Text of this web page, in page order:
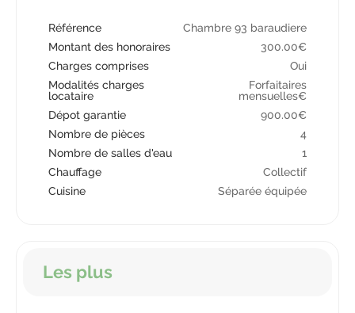
Référence
Chambre 93 baraudiere
Montant des honoraires
300.00€
Charges comprises
Oui
Modalités charges
locataire
Forfaitaires
mensuelles€
Dépot garantie
900.00€
Nombre de pièces
4
Nombre de salles d'eau
1
Chauffage
Collectif
Cuisine
Séparée équipée
Les plus